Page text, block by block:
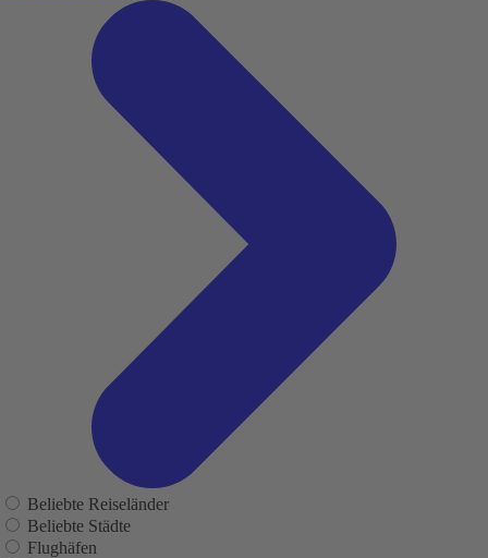
Beliebte Reiseländer
Beliebte Städte
Flughäfen